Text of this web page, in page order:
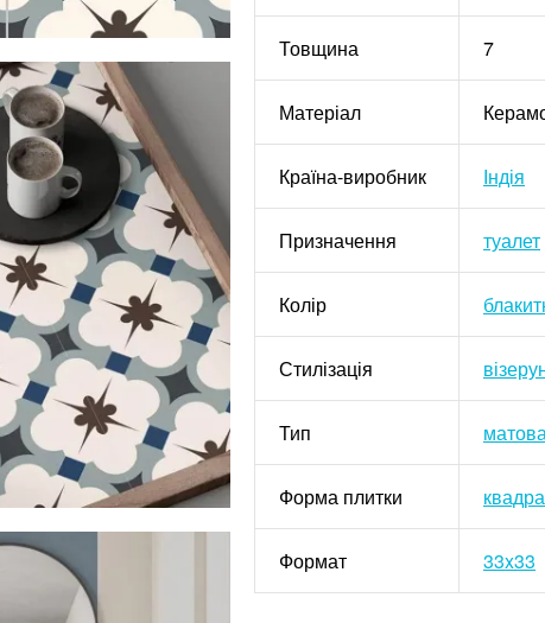
Товщина 7
Матеріал
Країна-виробник Індія
Призначення туалет
Колір
Стилізація
Тип
Форма плитки
Формат 33x33